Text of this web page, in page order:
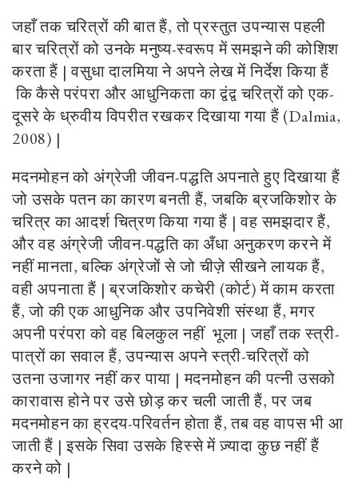
जहाँ तक चरित्रों की बात हैं, तो प्रस्तुत उपन्यास पहली
बार चरित्रों को उनके मनुष्य-स्वरूप में समझने की कोशिश
करता हैं | वसुधा दालमिया ने अपने लेख में निर्देश किया हैं
कि कैसे परंपरा और आधुनिकता का द्वंद्व चरित्रों को एक-
दूसरे के ध्रुवीय विपरीत रखकर दिखाया गया हैं (Dalmia,
2008) |
मदनमोहन को अंग्रेजी जीवन-पद्धति अपनाते हुए दिखाया हैं
जो उसके पतन का कारण बनती हैं, जबकि ब्रजकिशोर के
चरित्र का आदर्श चित्रण किया गया हैं | वह समझदार हैं,
और वह अंग्रेजी जीवन-पद्धति का अँधा अनुकरण करने में
नहीं मानता, बल्कि अंग्रेजों से जो चीज़े सीखने लायक हैं,
वही अपनाता हैं | ब्रजकिशोर कचेरी (कोर्ट) में काम करता
हैं, जो की एक आधुनिक और उपनिवेशी संस्था हैं, मगर
अपनी परंपरा को वह बिलकुल नहीं भूला | जहाँ तक स्त्री-
पात्रों का सवाल हैं, उपन्यास अपने स्त्री-चरित्रों को
उतना उजागर नहीं कर पाया | मदनमोहन की पत्नी उसको
कारावास होने पर उसे छोड़ कर चली जाती हैं, पर जब
मदनमोहन का ह्रदय-परिवर्तन होता हैं, तब वह वापस भी आ
जाती हैं | इसके सिवा उसके हिस्से में ज़्यादा कुछ नहीं हैं
करने को |